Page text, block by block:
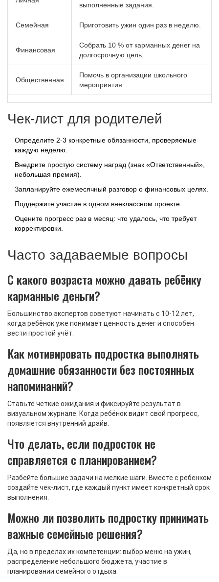
выполненные задания.
Семейная Приготовить ужин один раз в неделю.
Финансовая
Собрать 10 % от карманных денег на
долгосрочную цель.
Общественная
Помочь в организации школьного
мероприятия.
Чек‑лист для родителей
Определите 2‑3 конкретные обязанности, проверяемые
каждую неделю.
Внедрите простую систему наград (знак «Ответственный»,
небольшая премия).
Запланируйте ежемесячный разговор о финансовых целях.
Поддержите участие в одном внеклассном проекте.
Оцените прогресс раз в месяц: что удалось, что требует
корректировки.
Часто задаваемые вопросы
С какого возраста можно давать ребёнку
карманные деньги?
Большинство экспертов советуют начинать с 10‑12 лет,
когда ребёнок уже понимает ценность денег и способен
вести простой учёт.
Как мотивировать подростка выполнять
домашние обязанности без постоянных
напоминаний?
Ставьте чёткие ожидания и фиксируйте результат в
визуальном журнале. Когда ребёнок видит свой прогресс,
появляется внутренний драйв.
Что делать, если подросток не
справляется с планированием?
Разбейте большие задачи на мелкие шаги. Вместе с ребёнком
создайте чек‑лист, где каждый пункт имеет конкретный срок
выполнения.
Можно ли позволить подростку принимать
важные семейные решения?
Да, но в пределах их компетенции: выбор меню на ужин,
распределение небольшого бюджета, участие в
планировании семейного отдыха.